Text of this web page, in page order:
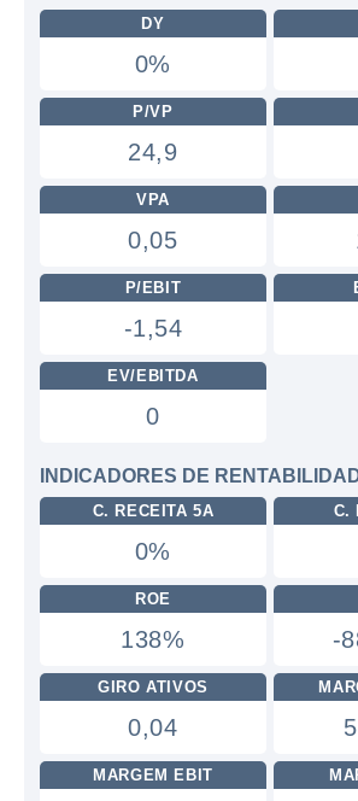
DY
0%
P/VP
24,9
VPA
0,05
P/EBIT
-1,54
EV/EBITDA
0
INDICADORES DE
C. RECEITA 5A
0%
C.
ROE
138% -
GIRO ATIVOS
0,04
MARGEM EBIT